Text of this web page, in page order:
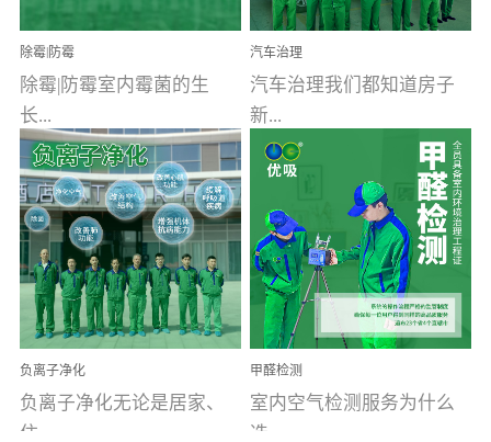
首的室内...
液来说，无...
除霉|防霉
除霉|防霉室内霉菌的生
长...
受温度、湿度、基质养
分、通风四个条件影响，
温暖潮湿、营养物质多、
通风缓慢的空间最易滋生
大量霉菌的...
汽车治理
汽车治理我们都知道房子
新...
装修完会有甲醛，其实汽
车的甲醛超标问题更为严
重。汽车的空间范围小，
配件、皮具、装饰多，这
些都是汽...
负离子净化
负离子净化无论是居家、
住...
甲醛检测
室内空气检测服务为什么
选...